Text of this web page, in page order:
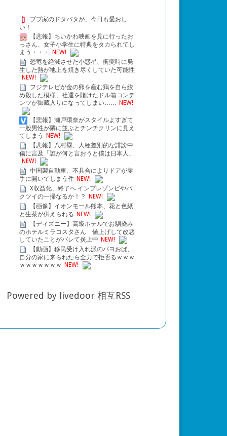
ブブ家のドタバタが、今日も愛おし
い！
【悲報】ちいかわ映画を見に行ったお
っさん、女子小学生に特典をタカられてし
まう・・・
NEW!
恐竜を絶滅させた小惑星、衝突時に発
生した熱が地上を焼き尽くしていた可能性
NEW!
フジテレビが金の卵を産む鶏を自ら絞
め殺した模様、社運を賭けたドル箱コンテ
ンツが御蔵入りになってしまい……
NEW!
【悲報】瀬戸環奈がスタイルよすぎて
一般男性が隣に並ぶとチンチクリンに見え
てしまう NEW!
【悲報】八村塁、人種差別的な誹謗中
傷に言及「誰が何と言おうと僕は日本人」
NEW!
中国製自動車、不具合によりドアが勝
手に開いてしまう件 NEW!
X収益化、終了へ インプレゾンビやパ
クツイの一掃なるか！？ NEW!
【画像】イオンモール熊本、花と色紙
と生茶が供えられる NEW!
【ディズニー】高級ホテルでお馴染み
のホテルミラコスタさん 値上げして改悪
していたことがバレて炎上中 NEW!
【動画】移民受け入れ派のパヨおば、
自分の家に来られたら全力で拒否るｗｗｗ
ｗｗｗｗｗｗｗ NEW!
Powered by livedoor 相互RSS